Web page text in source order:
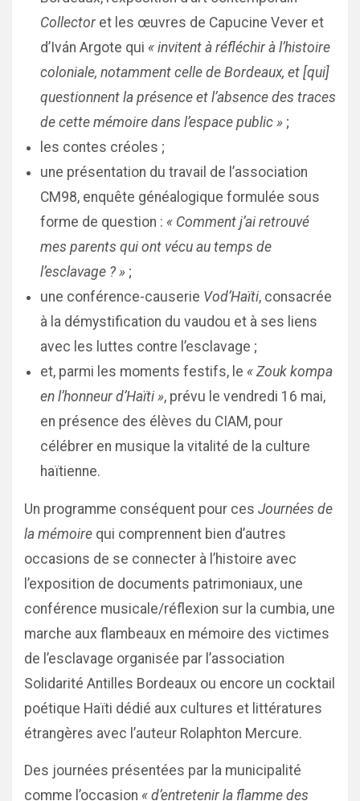
Collector et les œuvres de Capucine Vever et
d’Iván Argote qui « invitent à réfléchir à l’histoire
coloniale, notamment celle de Bordeaux, et [qui]
questionnent la présence et l’absence des traces
de cette mémoire dans l’espace public » ;
les contes créoles ;
une présentation du travail de l’association
CM98, enquête généalogique formulée sous
forme de question : « Comment j’ai retrouvé
mes parents qui ont vécu au temps de
l’esclavage ? » ;
une conférence-causerie Vod’Haïti, consacrée
à la démystification du vaudou et à ses liens
avec les luttes contre l’esclavage ;
et, parmi les moments festifs, le « Zouk kompa
en l’honneur d’Haïti », prévu le vendredi 16 mai,
en présence des élèves du CIAM, pour
célébrer en musique la vitalité de la culture
haïtienne.
Un programme conséquent pour ces Journées de
la mémoire qui comprennent bien d’autres
occasions de se connecter à l’histoire avec
l’exposition de documents patrimoniaux, une
conférence musicale/réflexion sur la cumbia, une
marche aux flambeaux en mémoire des victimes
de l’esclavage organisée par l’association
Solidarité Antilles Bordeaux ou encore un cocktail
poétique Haïti dédié aux cultures et littératures
étrangères avec l’auteur Rolaphton Mercure.
Des journées présentées par la municipalité
comme l’occasion « d’entretenir la flamme des